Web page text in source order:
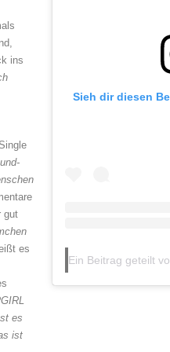
ins
gut
es
es
ist
Sieh dir diesen